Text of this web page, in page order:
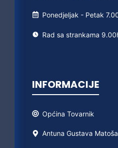
Ponedjeljak - Petak
Rad sa strankama
INFORMACIJE
Općina Tovarnik
Antuna Gustava